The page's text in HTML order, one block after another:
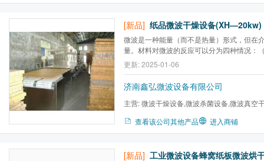
[新品] 纸品微波干燥设备(XH—20kw)
微波是一种能量（而不是热量）形式，但在
量。材料对微波的反应可以分为四种情况：
（2）反射微波：（3）吸收微波。（4）部
更新: 2025-01-06
济南鑫弘微波设备有限公司
主营:微波干燥设备,微波杀菌设备,微波真空
查看该公司其他产品 进入商铺
[新品]